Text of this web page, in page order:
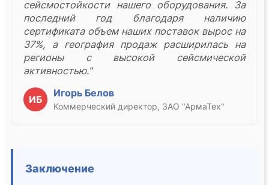
сейсмостойкости нашего оборудования. За
последний год благодаря наличию
сертификата объем наших поставок вырос на
37%, а география продаж расширилась на
регионы с высокой сейсмической
активностью."
ИБ
Игорь Белов
Коммерческий директор, ЗАО "АрмаТех"
Заключение